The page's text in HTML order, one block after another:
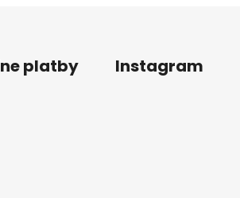
platby Instagram